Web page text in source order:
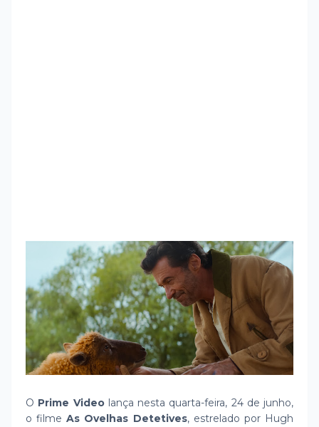
O Prime Videolança nesta quarta-feira, 24 de junho,
o filmeAs Ovelhas Detetives, estrelado por Hugh